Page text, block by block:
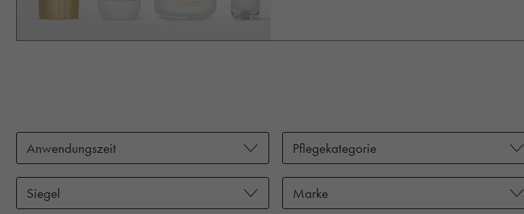
Anwendungszeit Pflegekategorie
Siegel Marke